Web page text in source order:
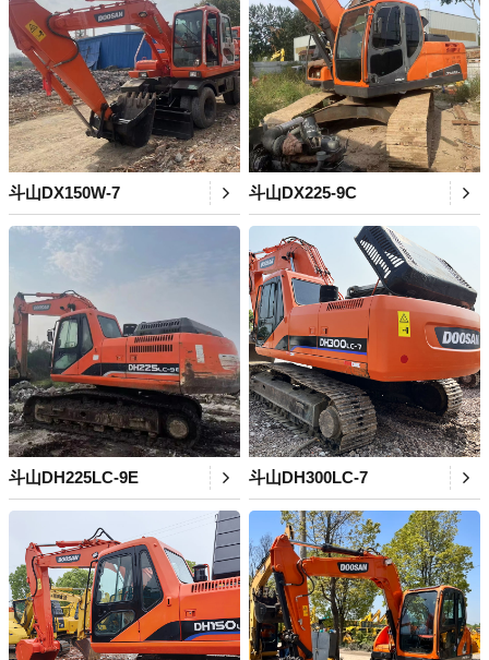
斗山DX150W-7 斗山DX225-9C
斗山DH225LC-9E 斗山DH300LC-7